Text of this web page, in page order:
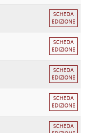
SCHEDA
EDIZIONE
SCHEDA
EDIZIONE
SCHEDA
EDIZIONE
SCHEDA
EDIZIONE
SCHEDA